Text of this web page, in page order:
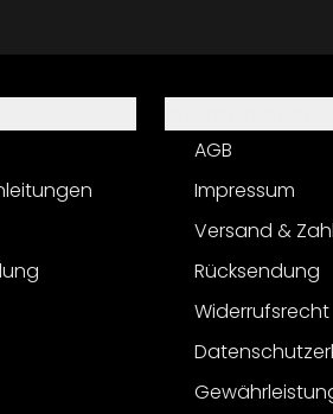
AGB
Impressum
Versand &
Rücksendung
Widerrufsrecht